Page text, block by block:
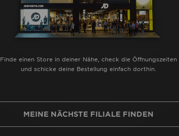
Finde einen Store in deiner Nähe, check die Öffnungszeiten
und schicke deine Bestellung einfach dorthin.
MEINE NÄCHSTE FILIALE FINDEN